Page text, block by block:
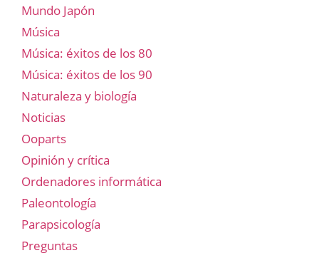
Mundo Japón
Música
Música: éxitos de los 80
Música: éxitos de los 90
Naturaleza y biología
Noticias
Ooparts
Opinión y crítica
Ordenadores informática
Paleontología
Parapsicología
Preguntas